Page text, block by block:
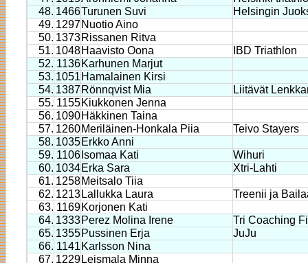
48. 1466Turunen Suvi
Helsingin
49. 1297Nuotio Aino
50. 1373Rissanen Ritva
51. 1048Haavisto Oona
IBD Triathlon
52. 1136Karhunen Marjut
53. 1051 Hamalainen Kirsi
54. 1387Rönnqvist Mia
Liitävät
55. 1155Kiukkonen Jenna
56. 1090Häkkinen Taina
57. 1260Meriläinen-Honkala Piia
Teivo Stayers
58. 1035Erkko Anni
59. 1106 Isomaa Kati
Wihuri
60. 1034Erka Sara
Xtri-Lahti
61. 1258Meitsalo Tiia
62. 1213 Lallukka Laura
Treenii ja
63. 1169Korjonen Kati
64. 1333Perez Molina Irene
Tri Coaching
65. 1355Pussinen Erja
JuJu
66. 1141 Karlsson Nina
67. 1229 Leismala Minna